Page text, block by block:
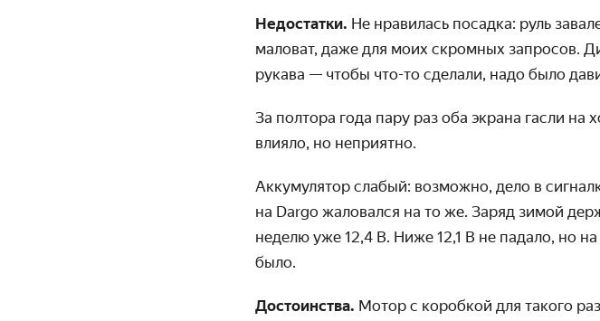
Недостатки. Не нравилась посадка: руль
маловат, даже для моих скромных запросов.
рукава — чтобы что-то сделали, надо было
За полтора года пару раз оба экрана гасли
влияло, но неприятно.
Аккумулятор слабый: возможно, дело в
на Dargo жаловался на то же. Заряд зимой
неделю уже 12,4 В. Ниже 12,1 В не падало, но
было.
Достоинства. Мотор с коробкой для такого